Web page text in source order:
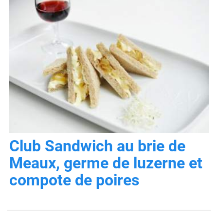
Club Sandwich au brie de
Meaux, germe de luzerne et
compote de poires